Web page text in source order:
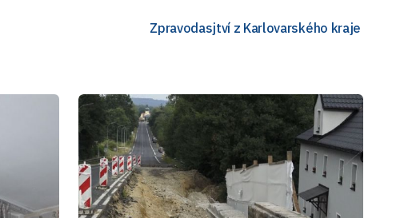
Zpravodasjtví z Karlovarského kraje